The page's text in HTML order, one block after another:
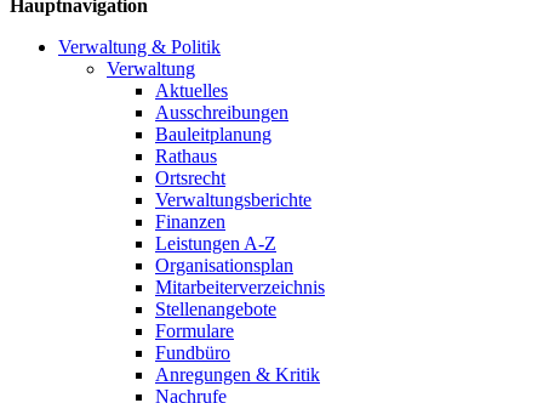
Hauptnavigation
Verwaltung & Politik
Verwaltung
Aktuelles
Ausschreibungen
Bauleitplanung
Rathaus
Ortsrecht
Verwaltungsberichte
Finanzen
Leistungen A-Z
Organisationsplan
Mitarbeiterverzeichnis
Stellenangebote
Formulare
Fundbüro
Anregungen & Kritik
Nachrufe